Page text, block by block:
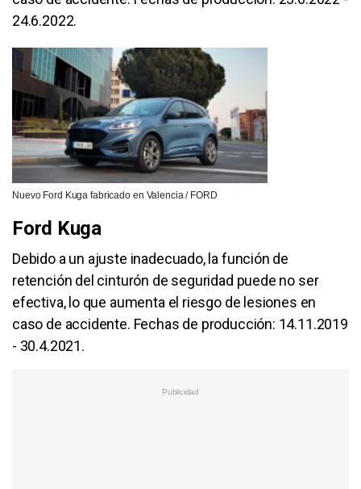
24.6.2022.
Nuevo Ford Kuga fabricado en Valencia / FORD
Ford Kuga
Debido a un ajuste inadecuado, la función de
retención del cinturón de seguridad puede no ser
efectiva, lo que aumenta el riesgo de lesiones en
caso de accidente. Fechas de producción: 14.11.2019
- 30.4.2021.